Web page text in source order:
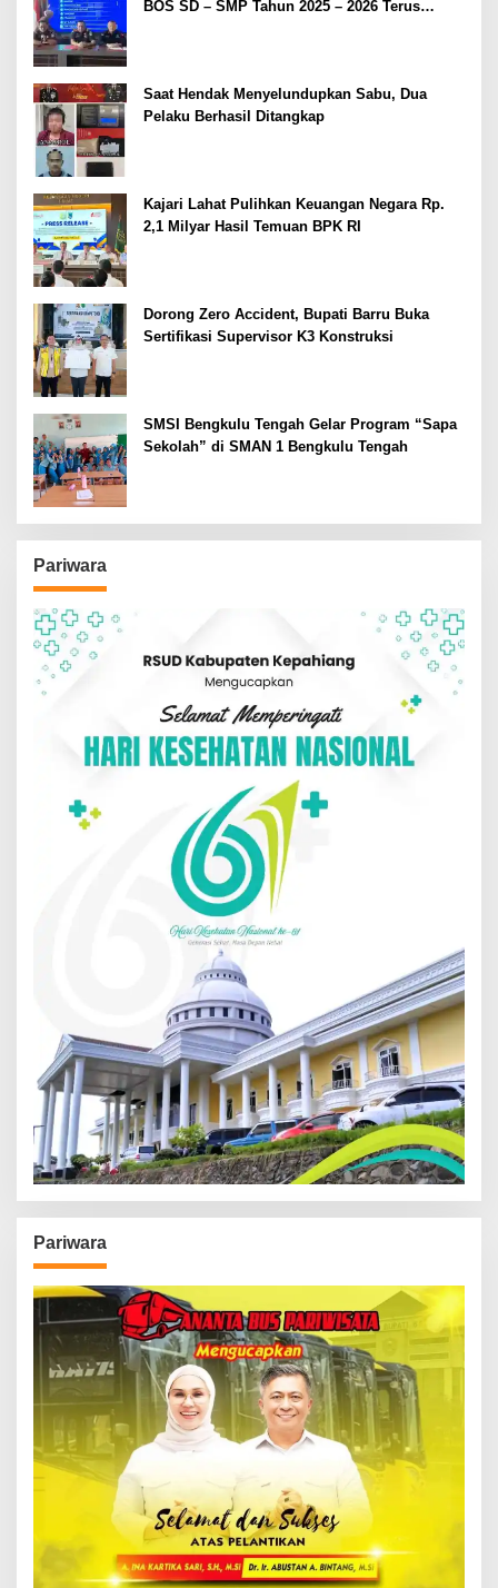
BOS SD – SMP Tahun 2025 – 2026 Terus
Saat Hendak Menyelundupkan Sabu, Dua
Pelaku Berhasil Ditangkap
Kajari Lahat Pulihkan Keuangan Negara Rp.
2,1 Milyar Hasil Temuan BPK RI
Dorong Zero Accident, Bupati Barru Buka
Sertifikasi Supervisor K3 Konstruksi
SMSI Bengkulu Tengah Gelar Program “Sapa
Sekolah” di SMAN 1 Bengkulu Tengah
Pariwara
Pariwara